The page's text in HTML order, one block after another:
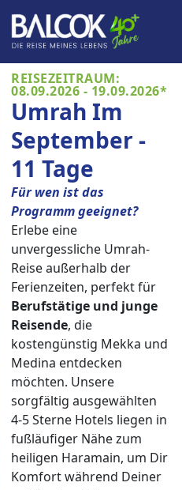
REISEZEITRAUM:
08.09.2026 - 19.09.2026*
Umrah Im
September -
11 Tage
Für wen ist das
Programm geeignet?
Erlebe eine
unvergessliche Umrah-
Reise außerhalb der
Ferienzeiten, perfekt für
Berufstätige und junge
Reisende, die
kostengünstig Mekka und
Medina entdecken
möchten. Unsere
sorgfältig ausgewählten
4-5 Sterne Hotels liegen in
fußläufiger Nähe zum
heiligen Haramain, um Dir
Komfort während Deiner